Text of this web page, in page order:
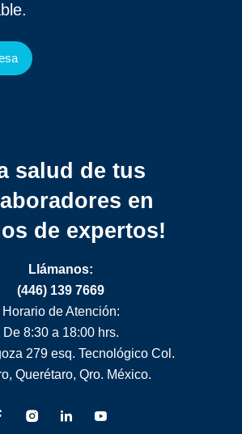
salud de tus
en
de expertos!
Llámanos:
(446) 139 7669
Horario de Atención:
De 8:30 a 18:00 hrs.
279 esq. Tecnológico Col.
Querétaro, Qro. México.